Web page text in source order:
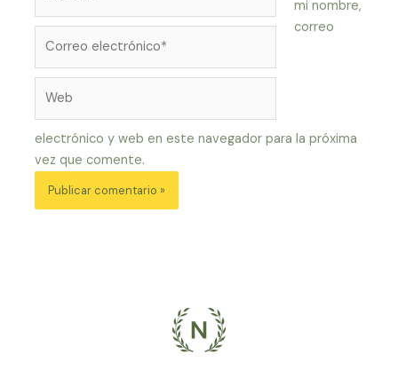
mi nombre,
correo
electrónico y web en este navegador para la próxima
vez que comente.